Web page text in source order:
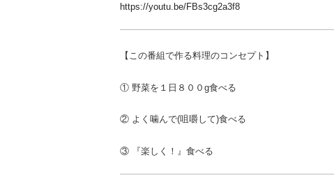
https://youtu.be/FBs3cg2a3f8
【この番組で作る料理のコンセプト】
① 野菜を１日８００g食べる
② よく噛んで(咀嚼して)食べる
③ 『楽しく！』食べる